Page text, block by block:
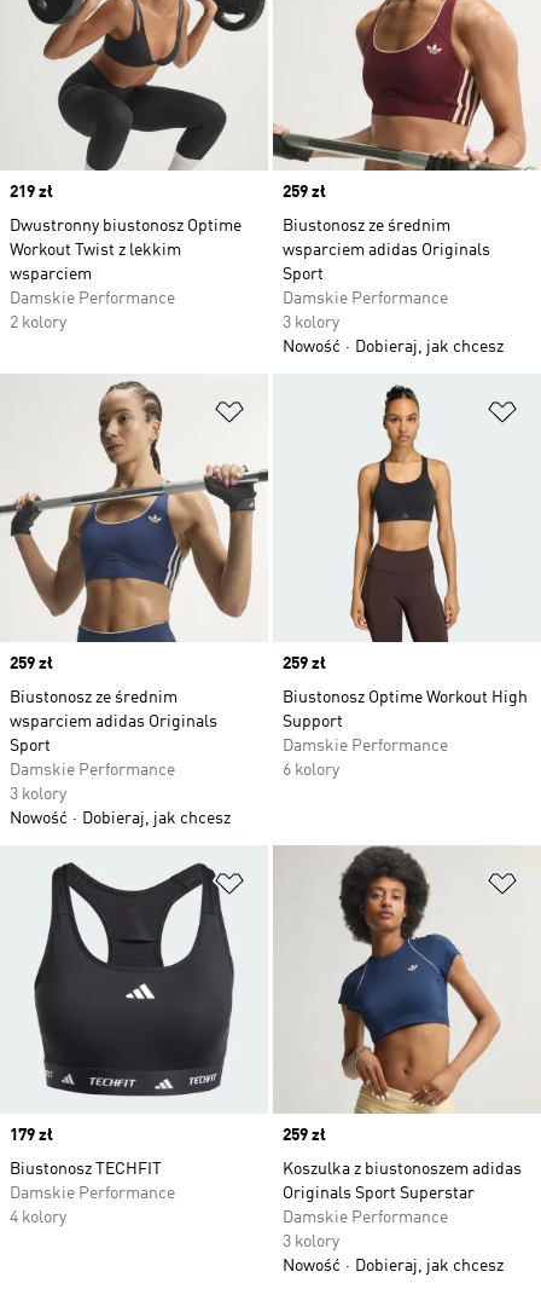
Price
219 zł
Dwustronny biustonosz Optime
Workout Twist z lekkim
wsparciem
Damskie Performance
2 kolory
Price
259 zł
Biustonosz ze średnim
wsparciem adidas Originals
Sport
Damskie Performance
3 kolory
Nowość
Dobieraj, jak chcesz
Dodaj do listy życzeń
Price
259 zł
Biustonosz ze średnim
wsparciem adidas Originals
Sport
Damskie Performance
3 kolory
Nowość
Dobieraj, jak chcesz
Price
259 zł
Biustonosz Optime Workout High
Support
Damskie Performance
6 kolory
Dodaj do listy życzeń
Price
179 zł
Biustonosz TECHFIT
Damskie Performance
4 kolory
Price
259 zł
Koszulka z biustonoszem adidas
Originals Sport Superstar
Damskie Performance
3 kolory
Nowość
Dobieraj, jak chcesz